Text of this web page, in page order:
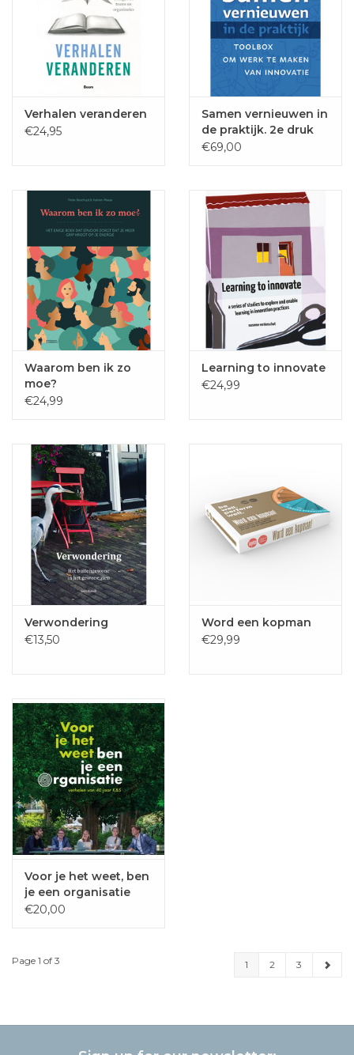
Verhalen veranderen
€24,95
Samen vernieuwen in
de praktijk. 2e druk
€69,00
Waarom ben ik zo
moe?
€24,99
Learning to innovate
€24,99
Verwondering
€13,50
Word een kopman
€29,99
Voor je het weet, ben
je een organisatie
€20,00
Page 1 of 3 1 2 3